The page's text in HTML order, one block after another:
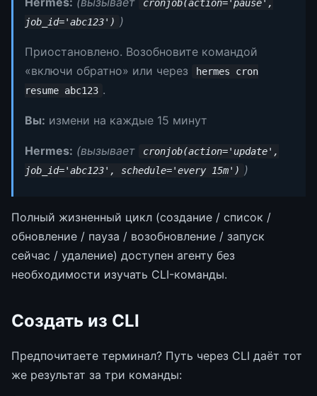
cronjob(action='pause',
job_id='abc123') )
Приостановлено. Возобновите командой
«включи обратно» или через
hermes cron
resume abc123 .
Вы: измени на каждые 15 минут
Hermes: (вызывает
cronjob(action='update',
job_id='abc123', schedule='every 15m') )
Полный жизненный цикл (создание / список /
обновление / пауза / возобновление / запуск
сейчас / удаление) доступен агенту без
необходимости изучать CLI-команды.
Создать из CLI
Предпочитаете терминал? Путь через CLI даёт тот
же результат за три команды: